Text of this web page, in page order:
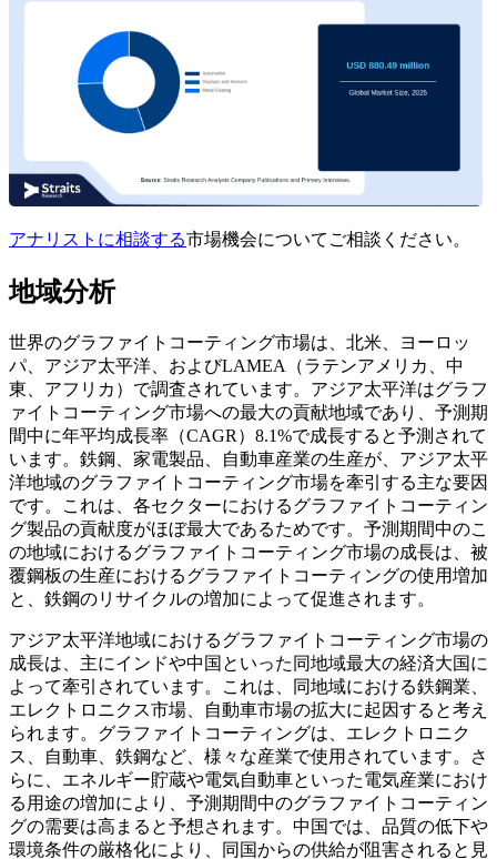
アナリストに相談する市場機会についてご相談ください。
地域分析
世界のグラファイトコーティング市場は、北米、ヨーロッ
パ、アジア太平洋、およびLAMEA（ラテンアメリカ、中
東、アフリカ）で調査されています。アジア太平洋はグラフ
ァイトコーティング市場への最大の貢献地域であり、予測期
間中に年平均成長率（CAGR）8.1%で成長すると予測されて
います。鉄鋼、家電製品、自動車産業の生産が、アジア太平
洋地域のグラファイトコーティング市場を牽引する主な要因
です。これは、各セクターにおけるグラファイトコーティン
グ製品の貢献度がほぼ最大であるためです。予測期間中のこ
の地域におけるグラファイトコーティング市場の成長は、被
覆鋼板の生産におけるグラファイトコーティングの使用増加
と、鉄鋼のリサイクルの増加によって促進されます。
アジア太平洋地域におけるグラファイトコーティング市場の
成長は、主にインドや中国といった同地域最大の経済大国に
よって牽引されています。これは、同地域における鉄鋼業、
エレクトロニクス市場、自動車市場の拡大に起因すると考え
られます。グラファイトコーティングは、エレクトロニク
ス、自動車、鉄鋼など、様々な産業で使用されています。さ
らに、エネルギー貯蔵や電気自動車といった電気産業におけ
る用途の増加により、予測期間中のグラファイトコーティン
グの需要は高まると予想されます。中国では、品質の低下や
環境条件の厳格化により、同国からの供給が阻害されると見